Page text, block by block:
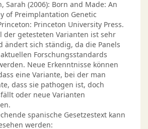
Sarah (2006): Born and Made: An
of Preimplantation Genetic
Princeton University Press.
der getesteten Varianten ist sehr
ändert sich ständig, da die Panels
Forschungsstandards
Neue Erkenntnisse können
eine Variante, bei der man
dass sie pathogen ist, doch
oder neue Varianten
spanische Gesetzestext kann
werden: